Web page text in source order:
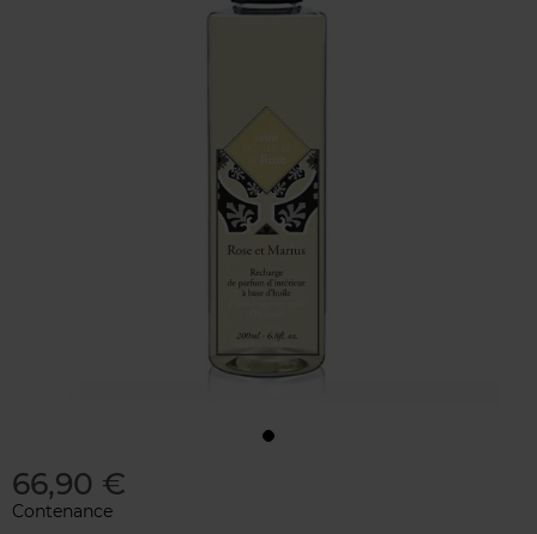
66,90 €
Contenance